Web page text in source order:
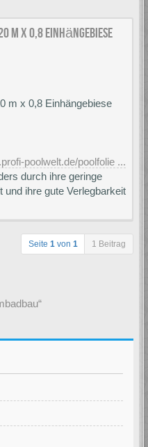
m x 0,8 Einhängebiese
m x 0,8 Einhängebiese
poolwelt.de/poolfolie ...
durch ihre geringe
und ihre gute Verlegbarkeit
Seite 1 von 1 1 Beitrag